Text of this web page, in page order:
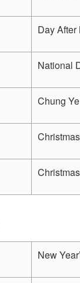
Day After
National
Chung
New